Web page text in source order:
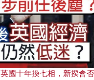
國十年換七相，新揆會